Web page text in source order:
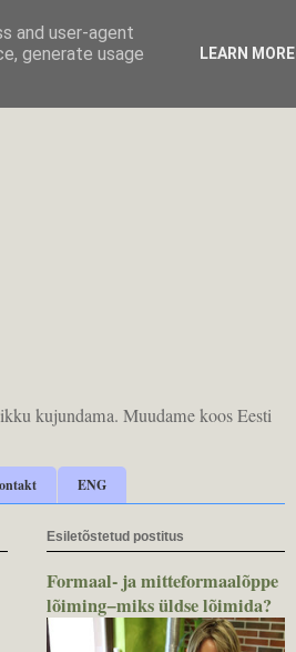
kujundama. Muudame koos Eesti
ENG
Esiletõstetud postitus
Formaal- ja mitteformaalõppe
lõiming−miks üldse lõimida?
and user-agent
generate usage
LEARN MORE